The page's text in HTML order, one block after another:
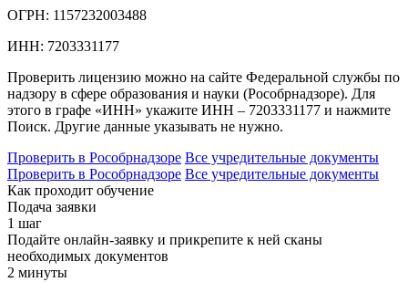
ОГРН: 1157232003488
ИНН: 7203331177
Проверить лицензию можно на сайте Федеральной службы по
надзору в сфере образования и науки (Рособрнадзоре). Для
этого в графе «ИНН» укажите ИНН – 7203331177 и нажмите
Поиск. Другие данные указывать не нужно.
Проверить в Рособрнадзоре Все учредительные документы
Проверить в Рособрнадзоре Все учредительные документы
Как проходит обучение
Подача заявки
1 шаг
Подайте онлайн-заявку и прикрепите к ней сканы
необходимых документов
2 минуты